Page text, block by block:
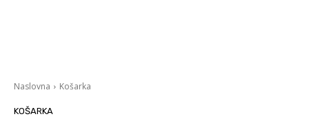
Naslovna Košarka
KOŠARKA